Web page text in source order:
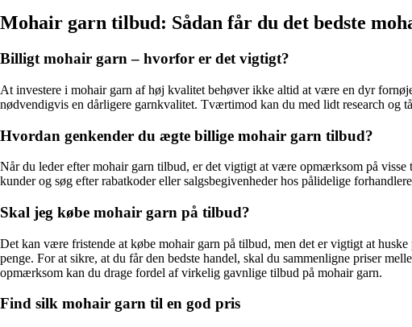
Mohair garn tilbud: Sådan får du det bedste
Billigt mohair garn – hvorfor er det vigtigt?
At investere i mohair garn af høj kvalitet behøver ikke altid at være en dyr
nødvendigvis en dårligere garnkvalitet. Tværtimod kan du med lidt research og
Hvordan genkender du ægte billige mohair garn tilbud?
Når du leder efter mohair garn tilbud, er det vigtigt at være opmærksom på
kunder og søg efter rabatkoder eller salgsbegivenheder hos pålidelige
Skal jeg købe mohair garn på tilbud?
Det kan være fristende at købe mohair garn på tilbud, men det er vigtigt at
penge. For at sikre, at du får den bedste handel, skal du sammenligne priser
opmærksom kan du drage fordel af virkelig gavnlige tilbud på mohair garn.
Find silk mohair garn til en god pris